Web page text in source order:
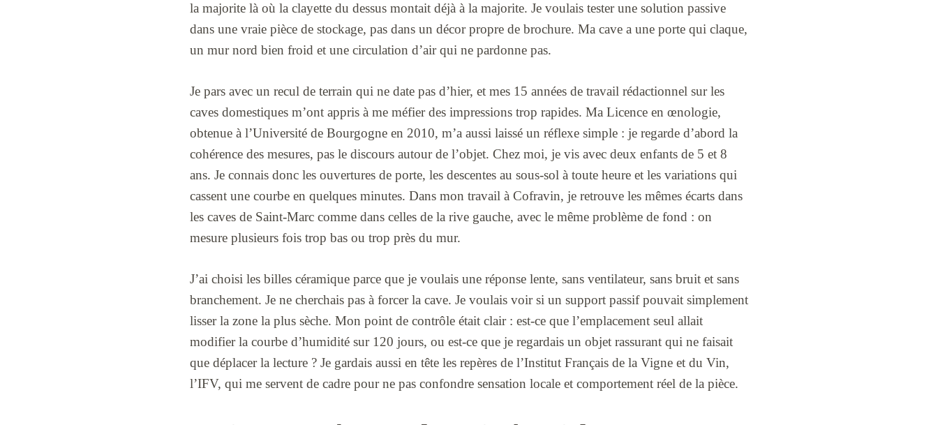
la majorite là où la clayette du dessus montait déjà à la majorite. Je voulais tester une solution passive
dans une vraie pièce de stockage, pas dans un décor propre de brochure. Ma cave a une porte qui claque,
un mur nord bien froid et une circulation d’air qui ne pardonne pas.
Je pars avec un recul de terrain qui ne date pas d’hier, et mes 15 années de travail rédactionnel sur les
caves domestiques m’ont appris à me méfier des impressions trop rapides. Ma Licence en œnologie,
obtenue à l’Université de Bourgogne en 2010, m’a aussi laissé un réflexe simple : je regarde d’abord la
cohérence des mesures, pas le discours autour de l’objet. Chez moi, je vis avec deux enfants de 5 et 8
ans. Je connais donc les ouvertures de porte, les descentes au sous-sol à toute heure et les variations qui
cassent une courbe en quelques minutes. Dans mon travail à Cofravin, je retrouve les mêmes écarts dans
les caves de Saint-Marc comme dans celles de la rive gauche, avec le même problème de fond : on
mesure plusieurs fois trop bas ou trop près du mur.
J’ai choisi les billes céramique parce que je voulais une réponse lente, sans ventilateur, sans bruit et sans
branchement. Je ne cherchais pas à forcer la cave. Je voulais voir si un support passif pouvait simplement
lisser la zone la plus sèche. Mon point de contrôle était clair : est-ce que l’emplacement seul allait
modifier la courbe d’humidité sur 120 jours, ou est-ce que je regardais un objet rassurant qui ne faisait
que déplacer la lecture ? Je gardais aussi en tête les repères de l’Institut Français de la Vigne et du Vin,
l’IFV, qui me servent de cadre pour ne pas confondre sensation locale et comportement réel de la pièce.